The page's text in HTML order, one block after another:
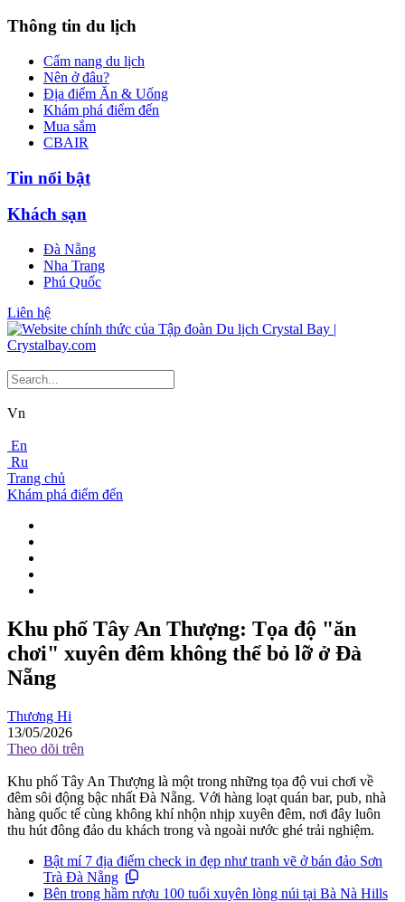
Thông tin du lịch
Cẩm nang du lịch
Nên ở đâu?
Địa điểm Ăn & Uống
Khám phá điểm đến
Mua sắm
CBAIR
Tin nổi bật
Khách sạn
Đà Nẵng
Nha Trang
Phú Quốc
Liên hệ
Vn
En
Ru
Trang chủ
Khám phá điểm đến
Khu phố Tây An Thượng: Tọa độ "ăn
chơi" xuyên đêm không thể bỏ lỡ ở Đà
Nẵng
Thương Hi
13/05/2026
Theo dõi trên
Khu phố Tây An Thượng là một trong những tọa độ vui chơi về
đêm sôi động bậc nhất Đà Nẵng. Với hàng loạt quán bar, pub, nhà
hàng quốc tế cùng không khí nhộn nhịp xuyên đêm, nơi đây luôn
thu hút đông đảo du khách trong và ngoài nước ghé trải nghiệm.
Bật mí 7 địa điểm check in đẹp như tranh vẽ ở bán đảo Sơn
Trà Đà Nẵng
Bên trong hầm rượu 100 tuổi xuyên lòng núi tại Bà Nà Hills